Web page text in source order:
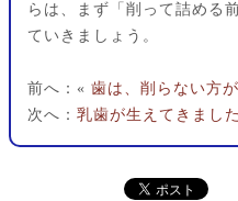
らは、まず「削って詰める
ていきましょう。
前へ：« 歯は、削らない方
次へ： 乳歯が生えてきました